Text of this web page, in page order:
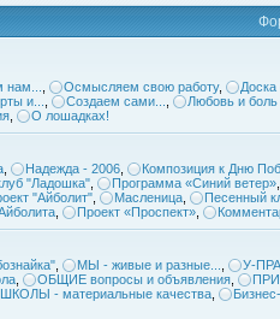
нам... Осмысляем свою работу, Доска
и...
Создаем сами... Любовь и боль
О лошадках!
Надежда - 2006 Композиция к Дню
"Ладошка" Программа «Синий ветер»
"Айболит" Масленица Песенный
Проект «Проспект»
МЫ - живые и разные... У-
ОБЩИЕ вопросы и объявления
- материальные качества